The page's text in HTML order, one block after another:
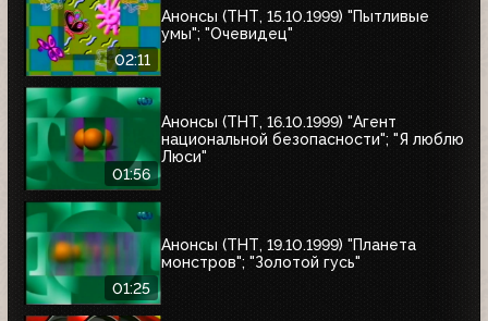
02:11
Анонсы (ТНТ, 15.10.1999) "Пытливые
умы"; "Очевидец"
01:56
Анонсы (ТНТ, 16.10.1999) "Агент
национальной безопасности"; "Я люблю
Люси"
01:25
Анонсы (ТНТ, 19.10.1999) "Планета
монстров"; "Золотой гусь"